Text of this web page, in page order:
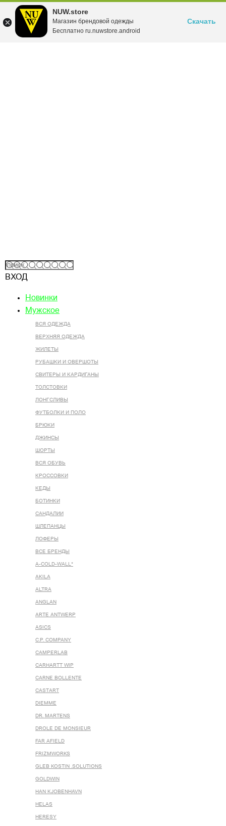
NUW.store
Магазин брендовой одежды
Бесплатно ru.nuwstore.android
Скачать
ВХОД
Новинки
Мужское
ВСЯ ОДЕЖДА
ВЕРХНЯЯ ОДЕЖДА
ЖИЛЕТЫ
РУБАШКИ И ОВЕРШОТЫ
СВИТЕРЫ И КАРДИГАНЫ
ТОЛСТОВКИ
ЛОНГСЛИВЫ
ФУТБОЛКИ И ПОЛО
БРЮКИ
ДЖИНСЫ
ШОРТЫ
ВСЯ ОБУВЬ
КРОССОВКИ
КЕДЫ
БОТИНКИ
САНДАЛИИ
ШЛЕПАНЦЫ
ЛОФЕРЫ
ВСЕ БРЕНДЫ
A-COLD-WALL*
AKILA
ALTRA
ANGLAN
ARTE ANTWERP
ASICS
C.P. COMPANY
CAMPERLAB
CARHARTT WIP
CARNE BOLLENTE
CASTART
DIEMME
DR. MARTENS
DROLE DE MONSIEUR
FAR AFIELD
FRIZMWORKS
GLEB KOSTIN .SOLUTIONS
GOLDWIN
HAN KJOBENHAVN
HELAS
HERESY